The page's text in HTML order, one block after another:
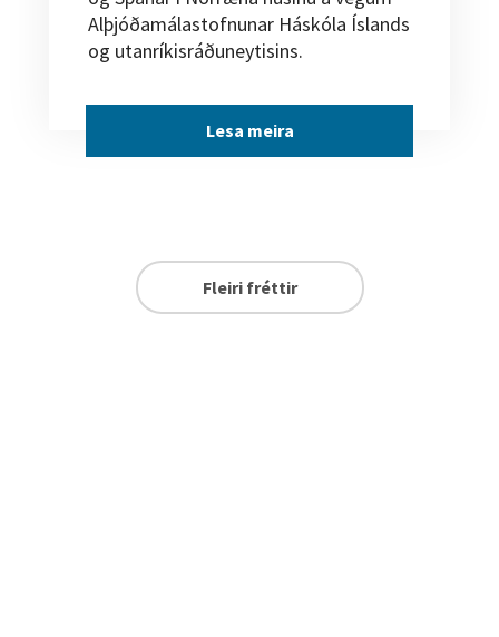
Alþjóðamálastofnunar Háskóla Íslands
og utanríkisráðuneytisins.
Lesa meira
Fleiri fréttir